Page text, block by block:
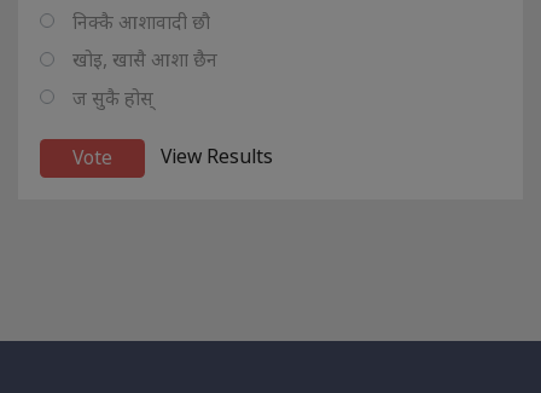
निक्कै आशावादी छौ
खोइ, खासै आशा छैन
ज सुकै होस्
View Results